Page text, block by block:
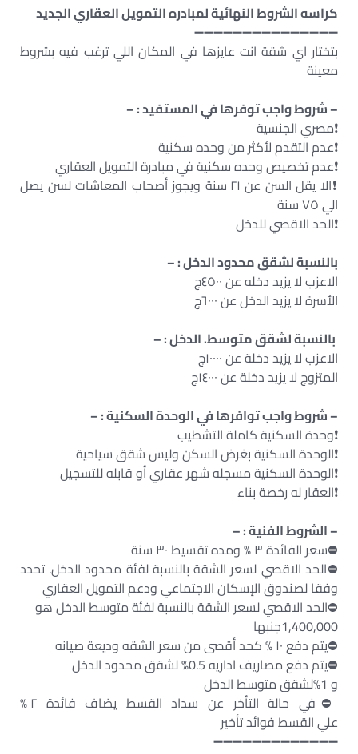
كراسه الشروط النهائية لمبادره التمويل العقاري الجديد
➖➖➖➖➖➖➖➖➖➖➖➖➖➖➖
بتختار اي شقة انت عايزها في المكان اللي ترغب فيه بشروط
معينة
– شروط واجب توفرها في المستفيد : –
❗️مصري الجنسية
❗️عدم التقدم لأكثر من وحده سكنية
❗️عدم تخصيص وحده سكنية في مبادرة التمويل العقاري
❗️الا يقل السن عن ٢١ سنة ويجوز أصحاب المعاشات لسن يصل
الي ٧٥ سنة
❗️الحد الاقصي للدخل
بالنسبة لشقق محدود الدخل : –
الاعزب لا يزيد دخله عن ٤٥٠٠ج
الأسرة لا يزيد الدخل عن ٦٠٠٠ج
بالنسبة لشقق متوسط. الدخل : –
الاعزب لا يزيد دخلة عن ١٠٠٠٠ج
المتزوج لا يزيد دخلة عن ١٤٠٠٠ج
– شروط واجب توافرها في الوحدة السكنية : –
❗️وحدة السكنية كاملة التشطيب
❗️الوحدة السكنية بغرض السكن وليس شقق سياحية
❗️الوحدة السكنية مسجله شهر عقاري أو قابله للتسجيل
❗️العقار له رخصة بناء
– الشروط الفنية : –
⛔️سعر الفائدة ٣ % ومده تقسيط ٣٠ سنة
⛔️الحد الاقصي لسعر الشقة بالنسبة لفئة محدود الدخل. تحدد
وفقا لصندوق الإسكان الاجتماعي ودعم التمويل العقاري
⛔️الحد الاقصي لسعر الشقة بالنسبة لفئة متوسط الدخل هو
1,400,000جنبها
⛔️يتم دفع ١٠ % كحد أقصى من سعر الشقه وديعة صيانه
⛔️يتم دفع مصاريف اداريه 0.5% لشقق محدود الدخل
و 1%لشقق متوسط الدخل
⛔️في حالة التأخر عن سداد القسط يضاف فائدة ٢ %
علي القسط فوائد تأخير
➖➖➖➖➖➖➖➖➖➖➖➖➖